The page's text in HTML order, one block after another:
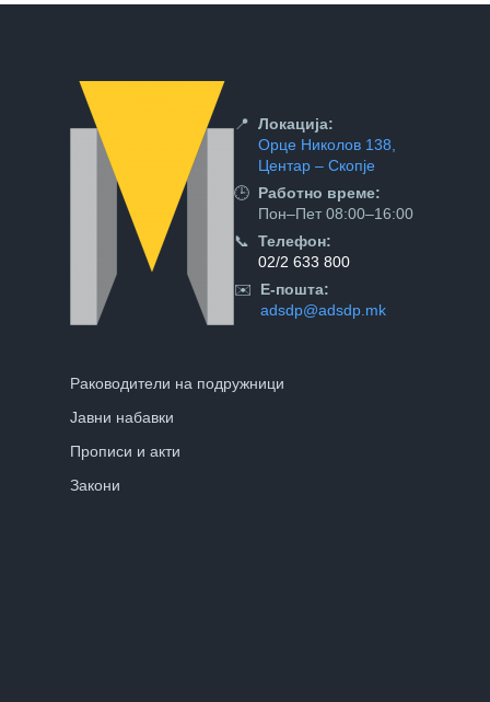
📍 Локација:
Орце Николов 138,
Центар – Скопје
🕒 Работно време:
Пон–Пет 08:00–16:00
📞 Телефон:
02/2 633 800
✉️
Е-пошта:
adsdp@adsdp.mk
Раководители на подружници
Јавни набавки
Прописи и акти
Закони